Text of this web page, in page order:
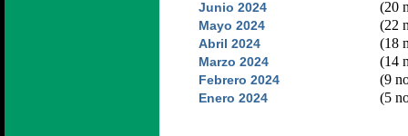
Junio 2024 (20
Mayo 2024 (22
Abril 2024 (18
Marzo 2024 (14
Febrero 2024 (9
Enero 2024 (5